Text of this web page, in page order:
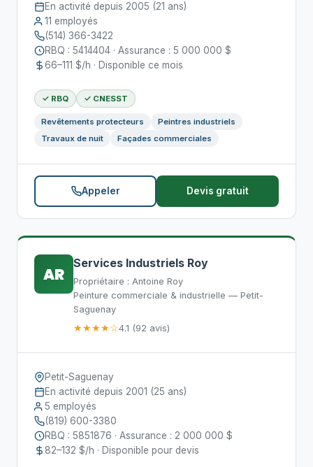
En activité depuis 2005 (21 ans)
11 employés
(514) 366-3422
RBQ : 5414404 · Assurance : 5 000 000 $
66–111 $/h · Disponible ce mois
✓ RBQ ✓ CNESST
Revêtements protecteurs
Peintres industriels
Travaux de nuit
Façades commerciales
Appeler Devis gratuit
AR
Services Industriels Roy
Propriétaire : Antoine Roy
Peinture commerciale & industrielle — Petit-
Saguenay
★★★★☆4.1 (92 avis)
Petit-Saguenay
En activité depuis 2001 (25 ans)
5 employés
(819) 600-3380
RBQ : 5851876 · Assurance : 2 000 000 $
82–132 $/h · Disponible pour devis